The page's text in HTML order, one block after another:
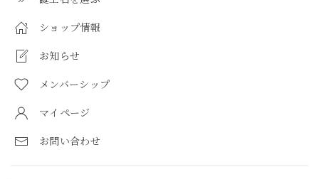
ショップ情報
お知らせ
メンバーシップ
マイページ
お問い合わせ